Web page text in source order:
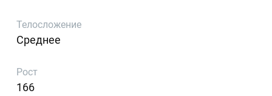
Телосложение
Среднее
Рост
166